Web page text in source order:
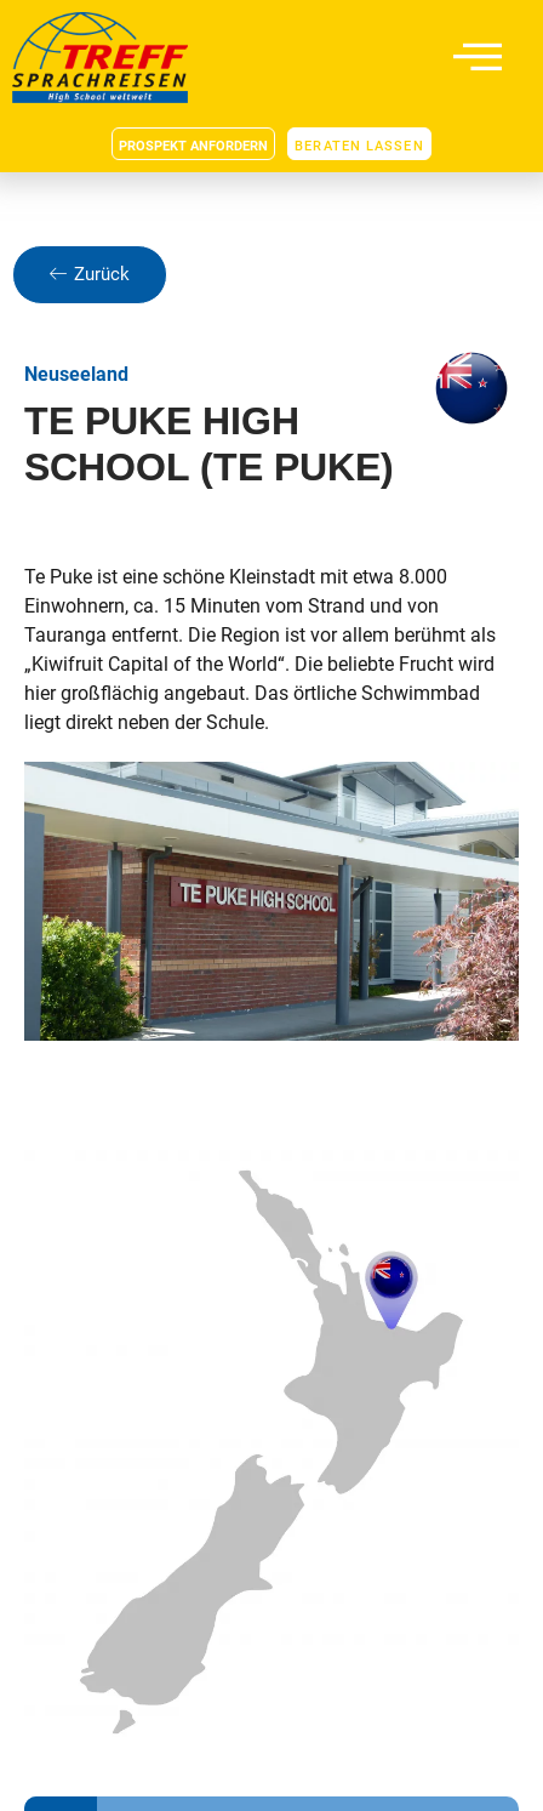
PROSPEKT ANFORDERN BERATEN LASSEN
Zurück
Neuseeland
TE PUKE HIGH
SCHOOL (TE PUKE)
Te Puke ist eine schöne Kleinstadt mit etwa 8.000
Einwohnern, ca. 15 Minuten vom Strand und von
Tauranga entfernt. Die Region ist vor allem berühmt als
„Kiwifruit Capital of the World“. Die beliebte Frucht wird
hier großflächig angebaut. Das örtliche Schwimmbad
liegt direkt neben der Schule.